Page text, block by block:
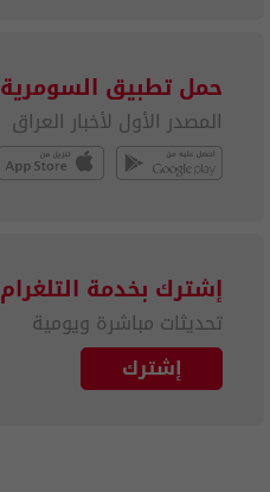
حمل تطبيق السومرية
المصدر الأول لأخبار العراق
إشترك بخدمة التلغرام
تحديثات مباشرة ويومية
إشترك